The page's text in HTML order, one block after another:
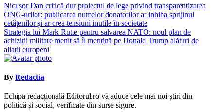
Navigare
în
articole
Nicușor Dan critică dur proiectul de lege privind transparentizarea
ONG-urilor: publicarea numelor donatorilor ar inhiba sprijinul
cetățenilor și ar crea tensiuni inutile în societate
Strategia lui Mark Rutte pentru salvarea NATO: noul plan de
achiziții militare menit să îl mențină pe Donald Trump alături de
aliații europeni
By Redactia
Echipa redacțională Editorul.ro vă aduce cele mai noi știri din
politică și social, verificate din surse sigure.